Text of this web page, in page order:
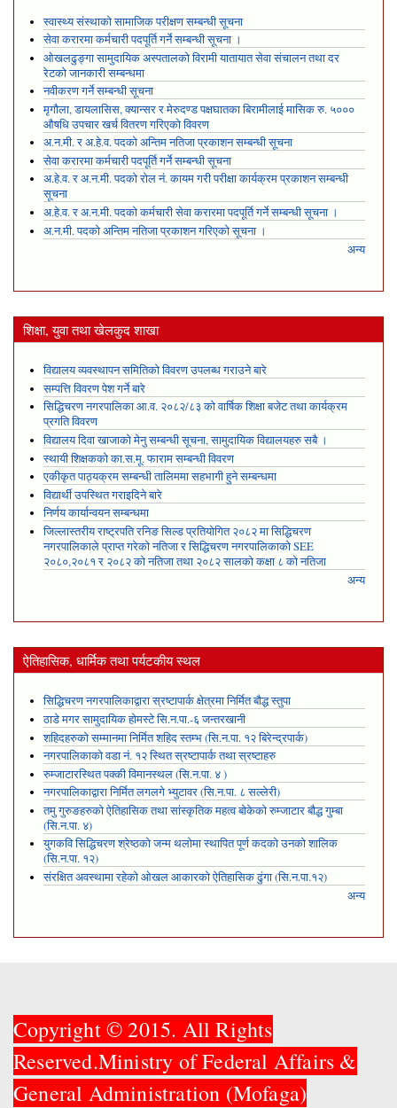
स्वास्थ्य संस्थाको सामाजिक परीक्षण सम्बन्धी सूचना
सेवा करारमा कर्मचारी पदपूर्ति गर्ने सम्बन्धी सूचना ।
ओखलढुङ्गा सामुदायिक अस्पतालको विरामी यातायात सेवा संचालन तथा दर
रेटको जानकारी सम्बन्धमा
नवीकरण गर्ने सम्बन्धी सूचना
मृगौला, डायलासिस, क्यान्सर र मेरुदण्ड पक्षघातका बिरामीलाई मासिक रु. ५०००
औषधि उपचार खर्च वितरण गरिएको विवरण
अ.न.मी. र अ.हे.व. पदको अन्तिम नतिजा प्रकाशन सम्बन्धी सूचना
सेवा करारमा कर्मचारी पदपूर्ति गर्ने सम्बन्धी सूचना
अ.हे.व. र अ.न.मी. पदको रोल नं. कायम गरी परीक्षा कार्यक्रम प्रकाशन सम्बन्धी
सूचना
अ.हे.व. र अ.न.मी. पदको कर्मचारी सेवा करारमा पदपूर्ति गर्ने सम्बन्धी सूचना ।
अ.न.मी. पदको अन्तिम नतिजा प्रकाशन गरिएको सूचना ।
अन्य
शिक्षा, युवा तथा खेलकुद शाखा
विद्यालय व्यवस्थापन समितिको विवरण उपलब्ध गराउने बारे
सम्पत्ति विवरण पेश गर्ने बारे
सिद्धिचरण नगरपालिका आ.व. २०८२/८३ को वार्षिक शिक्षा बजेट तथा कार्यक्रम
प्रगति विवरण
विद्यालय दिवा खाजाको मेनु सम्बन्धी सूचना, सामुदायिक विद्यालयहरु सबै ।
स्थायी शिक्षकको का.स.मू. फाराम सम्बन्धी विवरण
एकीकृत पाठ्यक्रम सम्बन्धी तालिममा सहभागी हुने सम्बन्धमा
विद्यार्थी उपस्थित गराइदिने बारे
निर्णय कार्यान्वयन सम्बन्धमा
जिल्लास्तरीय राष्ट्रपति रनिङ सिल्ड प्रतियोगित २०८२ मा सिद्धिचरण
नगरपालिकाले प्राप्त गरेकाे नतिजा र सिद्धिचरण नगरपालिकाको SEE
२०८०,२०८१ र २०८२ को नतिजा तथा २०८२ सालको कक्षा ८ को नतिजा
अन्य
ऐतिहासिक, धार्मिक तथा पर्यटकीय स्थल
सिद्धिचरण नगरपालिकाद्वारा स्रष्टापार्क क्षेत्रमा निर्मित बौद्ध स्तुपा
ठाडे मगर सामुदायिक होमस्टे सि.न.पा.-६ जन्तरखानी
शहिदहरुको सम्मानमा निर्मित शहिद स्तम्भ (सि.न.पा. १२ बिरेन्द्रपार्क)
नगरपालिकाको वडा नं. १२ स्थित स्रष्टापार्क तथा स्रष्टाहरु
रुम्जाटारस्थित पक्की विमानस्थल (सि.न.पा. ४ )
नगरपालिकाद्वारा निर्मित लगलगे भ्युटावर (सि.न.पा. ८ सल्लेरी)
तमु गुरुङहरुको ऐतिहासिक तथा सांस्कृतिक महत्व बोकेको रुम्जाटार बौद्ध गुम्बा
(सि.न.पा. ४)
युगकवि सिद्धिचरण श्रेष्ठको जन्म थलोमा स्थापित पूर्ण कदको उनको शालिक
(सि.न.पा. १२)
संरक्षित अवस्थामा रहेको ओखल आकारको ऐतिहासिक ढुंगा (सि.न.पा.१२)
अन्य
Copyright © 2015. All Rights
Reserved.Ministry of Federal Affairs &
General Administration (Mofaga)